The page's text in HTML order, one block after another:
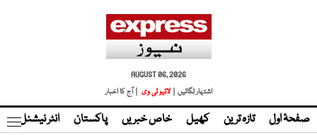
AUGUST 06, 2026
اشتہار لگائیں |
لائیو ٹی وی | آج کا اخبار
صفحۂ اول تازہ ترین کھیل خاص خبریں پاکستان انٹر نیشنل